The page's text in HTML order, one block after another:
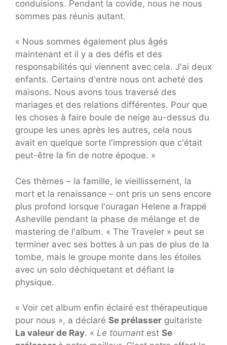
conduisions. Pendant la covide, nous ne nous
sommes pas réunis autant.
« Nous sommes également plus âgés
maintenant et il y a des défis et des
responsabilités qui viennent avec cela. J'ai deux
enfants. Certains d'entre nous ont acheté des
maisons. Nous avons tous traversé des
mariages et des relations différentes. Pour que
les choses à faire boule de neige au-dessus du
groupe les unes après les autres, cela nous
avait en quelque sorte l'impression que c'était
peut-être la fin de notre époque. »
Ces thèmes – la famille, le vieillissement, la
mort et la renaissance – ont pris un sens encore
plus profond lorsque l'ouragan Helene a frappé
Asheville pendant la phase de mélange et de
mastering de l'album. « The Traveler » peut se
terminer avec ses bottes à un pas de plus de la
tombe, mais le groupe monte dans les étoiles
avec un solo déchiquetant et défiant la
physique.
« Voir cet album enfin éclairé est thérapeutique
pour nous », a déclaré Se prélasser guitariste
La valeur de Ray. « Le tournant est Se